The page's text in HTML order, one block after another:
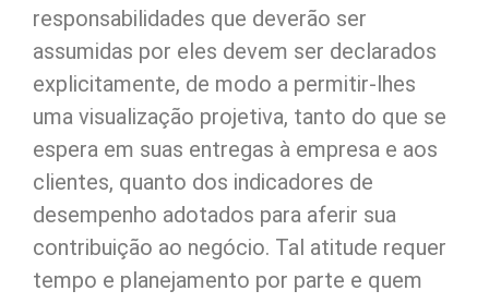
responsabilidades que deverão ser
assumidas por eles devem ser declarados
explicitamente, de modo a permitir-lhes
uma visualização projetiva, tanto do que se
espera em suas entregas à empresa e aos
clientes, quanto dos indicadores de
desempenho adotados para aferir sua
contribuição ao negócio. Tal atitude requer
tempo e planejamento por parte e quem